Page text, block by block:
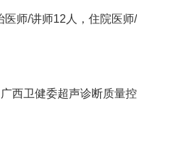
师/讲师12人，住院医师/
西卫健委超声诊断质量控